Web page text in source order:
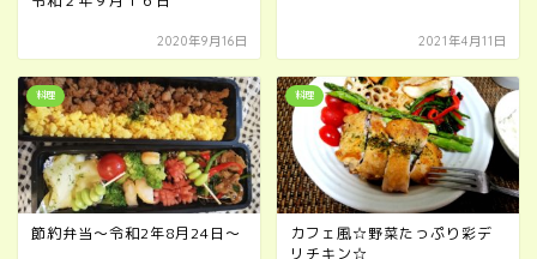
2020年9月16日 2021年4月11日
料理
節約弁当～令和2年8月24日～
料理
カフェ風☆野菜たっぷり彩デ
リチキン☆